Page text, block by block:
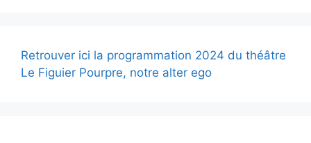
Retrouver ici la programmation 2024 du théâtre
Le Figuier Pourpre, notre alter ego